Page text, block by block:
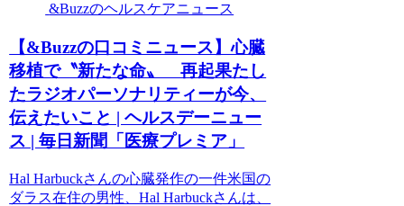
&Buzzのヘルスケアニュース
【&Buzzの口コミニュース】心臓
移植で〝新たな命〟 再起果たし
たラジオパーソナリティーが今、
伝えたいこと | ヘルスデーニュー
ス | 毎日新聞「医療プレミア」
Hal Harbuckさんの心臓発作の一件米国の
ダラス在住の男性、Hal Harbuckさんは、